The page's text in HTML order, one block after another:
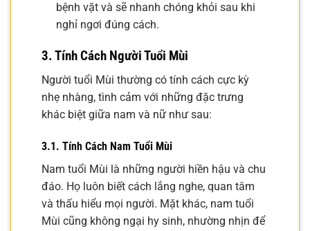
bệnh vặt và sẽ nhanh chóng khỏi sau khi
nghỉ ngơi đúng cách.
3. Tính Cách Người Tuổi Mùi
Người tuổi Mùi thường có tính cách cực kỳ
nhẹ nhàng, tình cảm với những đặc trưng
khác biệt giữa nam và nữ như sau:
3.1. Tính Cách Nam Tuổi Mùi
Nam tuổi Mùi là những người hiền hậu và chu
đáo. Họ luôn biết cách lắng nghe, quan tâm
và thấu hiểu mọi người. Mặt khác, nam tuổi
Mùi cũng không ngại hy sinh, nhường nhịn để